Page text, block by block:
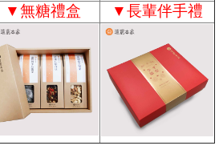
▼無糖禮盒 ▼長輩伴手禮